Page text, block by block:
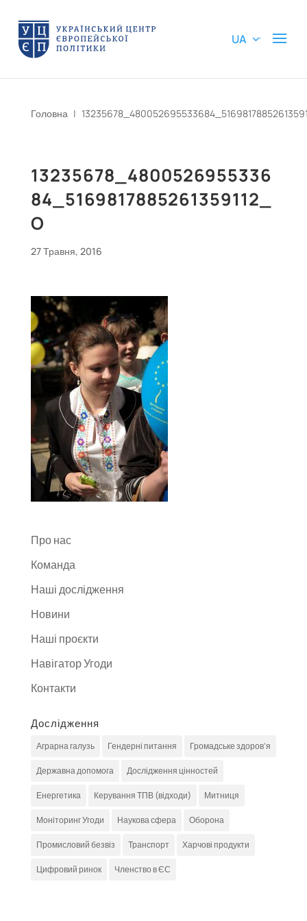
UA
Головна |
13235678_4800526955336
84_5169817885261359112_
O
27 Травня, 2016
Про нас
Команда
Наші дослідження
Новини
Наші проєкти
Навігатор Угоди
Контакти
Дослідження
Аграрна галузь Гендерні питання Громадське здоров'я
Державна допомога Дослідження цінностей
Енергетика Керування ТПВ (відходи) Митниця
Моніторинг Угоди Наукова сфера Оборона
Промисловий безвіз Транспорт Харчові продукти
Цифровий ринок Членство в ЄС